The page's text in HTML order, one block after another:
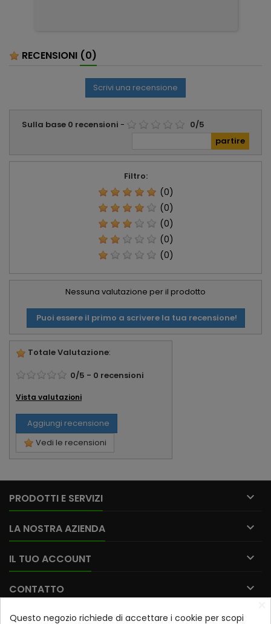
RECENSIONI (0)
Scrivi una recensione
Sulla base 0 recensioni - 0/5
Filtro:
(0)
(0)
(0)
(0)
(0)
Nessuna valutazione per il prodotto
Puoi essere il primo a scrivere la tua recensione!
Totale Valutazione:
0/5 - 0 recensioni
Vista valutazioni
Aggiungi recensione
Vedi le recensioni
PRODOTTI E SERVIZI 
LA NOSTRA AZIENDA 
IL TUO ACCOUNT 
CONTATTO 
Iscriviti alla nostra newsletter
Questo negozio richiede di accettare i cookie per scopi